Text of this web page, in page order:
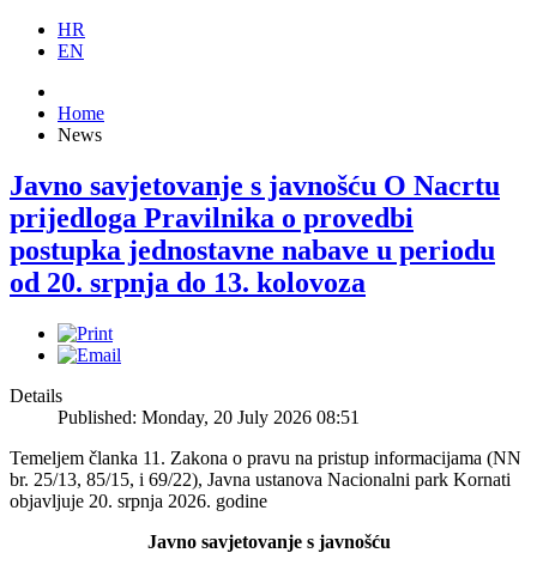
HR
EN
Home
News
Javno savjetovanje s javnošću O Nacrtu
prijedloga Pravilnika o provedbi
postupka jednostavne nabave u periodu
od 20. srpnja do 13. kolovoza
Details
Published: Monday, 20 July 2026 08:51
Temeljem članka 11. Zakona o pravu na pristup informacijama (NN
br. 25/13, 85/15, i 69/22), Javna ustanova Nacionalni park Kornati
objavljuje 20. srpnja 2026. godine
Javno savjetovanje s javnošću